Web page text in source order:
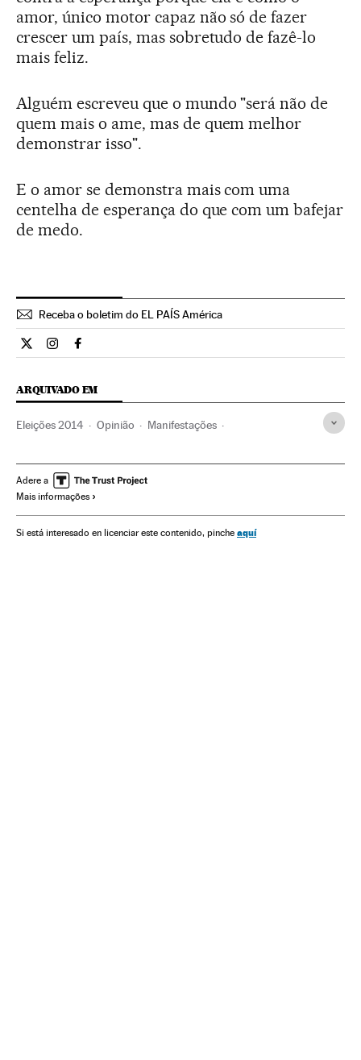
amor, único motor capaz não só de fazer
crescer um país, mas sobretudo de fazê-lo
mais feliz.
Alguém escreveu que o mundo "será não de
quem mais o ame, mas de quem melhor
demonstrar isso".
E o amor se demonstra mais com uma
centelha de esperança do que com um bafejar
de medo.
Receba o boletim do EL PAÍS América
Opiniao El País Brasil en Twitter
Opiniao El País Brasil en Instagram
Opiniao El País Brasil en Facebook
ARQUIVADO EM
Eleições 2014 Opinião Manifestações
Problemas sociais Eleições
Adere a
Mais informações
Si está interesado en licenciar este contenido, pinche aquí